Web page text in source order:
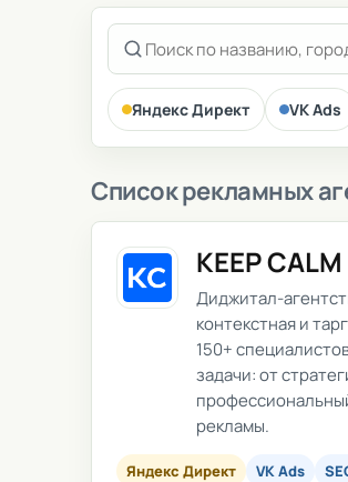
Яндекс Директ VK Ads
Список рекламных
KEEP CALM
Диджитал-
контекстная и
150+
задачи: от
рекламы.
Яндекс Директ VK Ads